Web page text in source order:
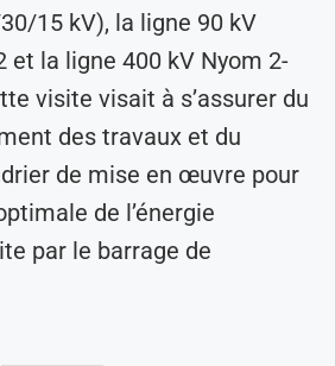
15 kV), la ligne 90 kV
et la ligne 400 kV Nyom 2-
visite visait à s’assurer du
des travaux et du
de mise en œuvre pour
de l’énergie
par le barrage de